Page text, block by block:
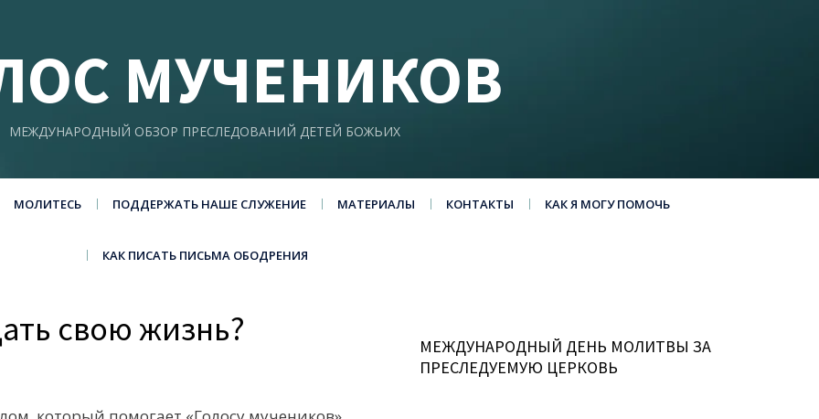
МУЧЕНИКОВ
МЕЖДУНАРОДНЫЙ ОБЗОР ПРЕСЛЕДОВАНИЙ ДЕТЕЙ БОЖЬИХ
МОЛИТЕСЬ ПОДДЕРЖАТЬ НАШЕ СЛУЖЕНИЕ МАТЕРИАЛЫ КОНТАКТЫ КАК Я МОГУ ПОМОЧЬ
КАК ПИСАТЬ ПИСЬМА ОБОДРЕНИЯ
свою жизнь?
МЕЖДУНАРОДНЫЙ ДЕНЬ МОЛИТВЫ ЗА
ПРЕСЛЕДУЕМУЮ ЦЕРКОВЬ